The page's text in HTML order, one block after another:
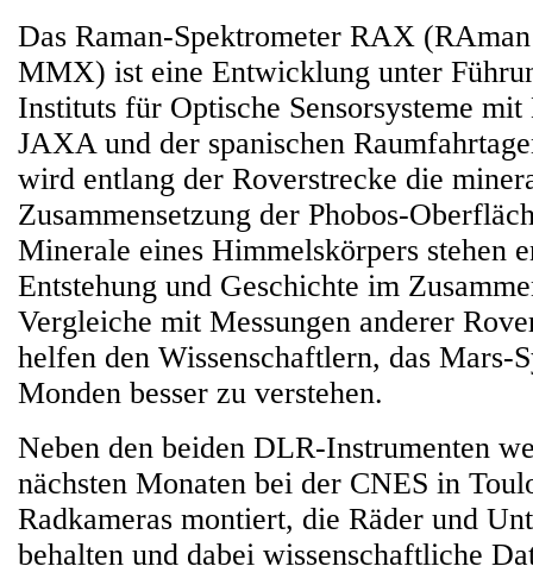
Das Raman-Spektrometer RAX
MMX) ist eine Entwicklung unter
Instituts für Optische Sensorsysteme
JAXA und der spanischen
wird entlang der Roverstrecke die
Zusammensetzung der Phobos-
Minerale eines Himmelskörpers stehen
Entstehung und Geschichte im
Vergleiche mit Messungen anderer
helfen den Wissenschaftlern, das Mars-
Monden besser zu verstehen.
Neben den beiden DLR-Instrumenten
nächsten Monaten bei der CNES in
Radkameras montiert, die Räder und
behalten und dabei wissenschaftliche